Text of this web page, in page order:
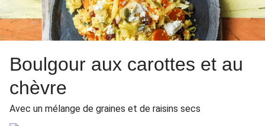
Boulgour aux carottes et au
chèvre
Avec un mélange de graines et de raisins secs